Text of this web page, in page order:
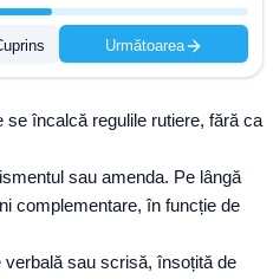
Următoarea
încalcă regulile rutiere, fără ca
sau amenda. Pe lângă
complementare, în funcție de
sau scrisă, însoțită de